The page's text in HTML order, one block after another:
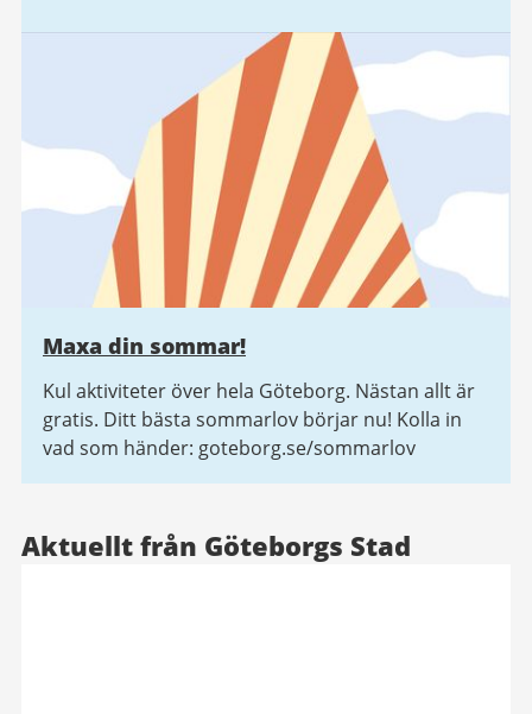
Maxa din sommar!
Kul aktiviteter över hela Göteborg. Nästan allt är
gratis. Ditt bästa sommarlov börjar nu! Kolla in
vad som händer: goteborg.se/sommarlov
Aktuellt från Göteborgs Stad